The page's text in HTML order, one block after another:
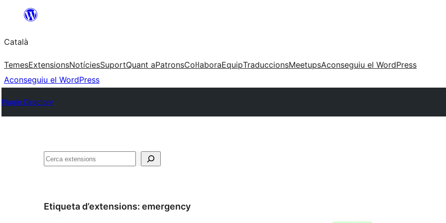
contingut
Català
TemesExtensionsNotíciesSuportQuant aPatronsCol·laboraEquipTraduccionsMeetupsAconseguiu el WordPress
Aconseguiu el WordPress
Plugin Directory
Cerca
Etiqueta d’extensions: emergency